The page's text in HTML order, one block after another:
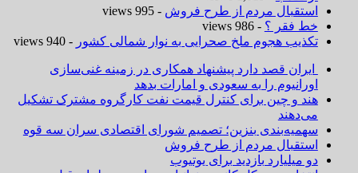
استقبال مردم از طرح فروش - 995 views
خط فقر ؟ - 986 views
تکذیب هجوم ملخ صحرایی به نوار شمالی کشور - 940 views
ایران قصد دارد پیشنهاد همکاری در زمینه غنی‌سازی
اورانیوم را به سعودی و امارات بدهد
هند و چین برای کنترل قیمت نفت کارگروه مشترک تشکیل
می‌دهند
سهمیه‌بندی بنزین؛ تصمیم شورای اقتصادی سران سه قوه
استقبال مردم از طرح فروش
دو میلیارد بازدید برای یوتیوب